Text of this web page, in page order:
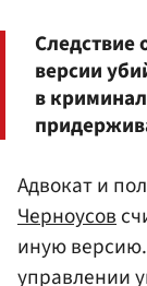
Следствие
версии
в
Адвокат и
Черноусов
иную версию.
управлении